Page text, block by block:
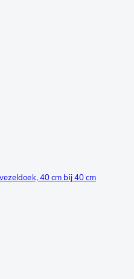
40 cm bij 40 cm